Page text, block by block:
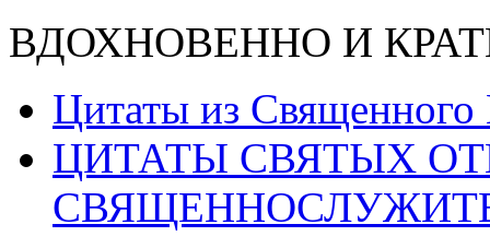
ВДОХНОВЕННО И
Цитаты из Священного
ЦИТАТЫ СВЯТЫХ